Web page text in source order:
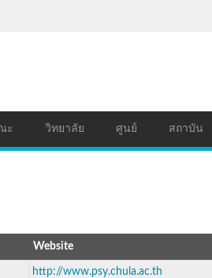
ะ วิทยาลัย ศูนย์ สถาบัน
Website
http://www.psy.chula.ac.th